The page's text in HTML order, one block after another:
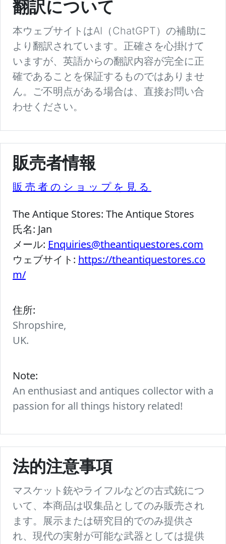
翻訳について
本ウェブサイトはAI（ChatGPT）の補助に
より翻訳されています。正確さを心掛けて
いますが、英語からの翻訳内容が完全に正
確であることを保証するものではありませ
ん。ご不明点がある場合は、直接お問い合
わせください。
販売者情報
販売者のショップを見る
The Antique Stores: The Antique Stores
氏名: Jan
メール: Enquiries@theantiquestores.com
ウェブサイト: https://theantiquestores.co
m/
住所:
Shropshire,
UK.
Note:
An enthusiast and antiques collector with a
passion for all things history related!
法的注意事項
マスケット銃やライフルなどの古式銃につ
いて、本商品は収集品としてのみ販売され
ます。展示または研究目的でのみ提供さ
れ、現代の実射が可能な武器としては提供